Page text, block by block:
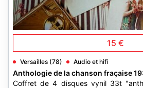
15 €
Versailles (78) Audio et hifi
Anthologie de la chanson fraçaise
Coffret de 4 disques vynil 33t